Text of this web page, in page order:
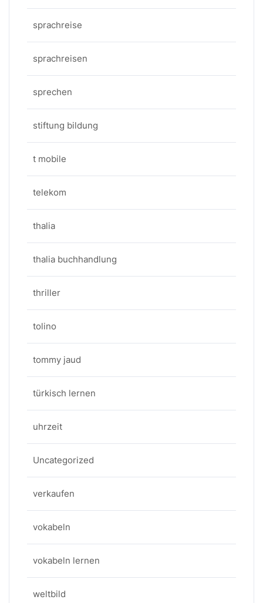
sprachreise
sprachreisen
sprechen
stiftung bildung
t mobile
telekom
thalia
thalia buchhandlung
thriller
tolino
tommy jaud
türkisch lernen
uhrzeit
Uncategorized
verkaufen
vokabeln
vokabeln lernen
weltbild